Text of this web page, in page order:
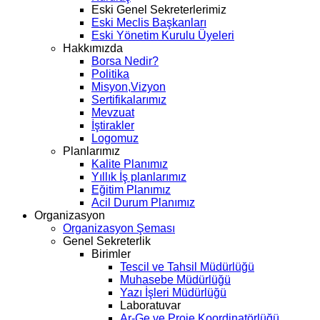
Eski Genel Sekreterlerimiz
Eski Meclis Başkanları
Eski Yönetim Kurulu Üyeleri
Hakkımızda
Borsa Nedir?
Politika
Misyon,Vizyon
Sertifikalarımız
Mevzuat
İştirakler
Logomuz
Planlarımız
Kalite Planımız
Yıllık İş planlarımız
Eğitim Planımız
Acil Durum Planımız
Organizasyon
Organizasyon Şeması
Genel Sekreterlik
Birimler
Tescil ve Tahsil Müdürlüğü
Muhasebe Müdürlüğü
Yazı İşleri Müdürlüğü
Laboratuvar